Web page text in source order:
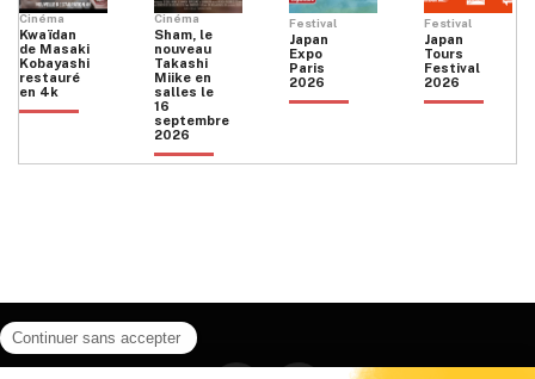
Cinéma
Kwaïdan
de Masaki
Kobayashi
restauré
en 4k
Cinéma
Sham, le
nouveau
Takashi
Miike en
salles le
16
septembre
2026
Festival
Japan
Expo
Paris
2026
Festival
Japan
Tours
Festival
2026